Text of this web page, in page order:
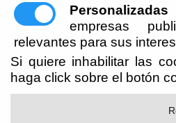
Personalizadas
empresas
relevantes para sus
Si quiere inhabilitar las
haga click sobre el botón
Ayuntamiento de Felix -
Alcaldía - Resoluciones -
ESTABLECIMIENTOS DE
EDICTO: PROTOCOLO